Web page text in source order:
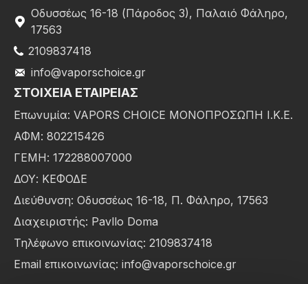
Οδυσσέως 16-18 (Πάροδος 3), Παλαιό Φάληρο,
17563
2109837418
info@vaporschoice.gr
ΣΤΟΙΧΕΊΑ ΕΤΑΙΡΕΊΑΣ
Επωνυμία: VAPORS CHOICE ΜΟΝΟΠΡΟΣΩΠΗ Ι.Κ.Ε.
ΑΦΜ: 802215426
ΓΕΜΗ: 172288007000
ΔΟΥ: ΚΕΦΟΔΕ
Διεύθυνση: Οδυσσέως 16-18, Π. Φάληρο, 17563
Διαχειριστής: Pavllo Doma
Τηλέφωνο επικοινωνίας: 2109837418
Email επικοινωνίας: info@vaporschoice.gr